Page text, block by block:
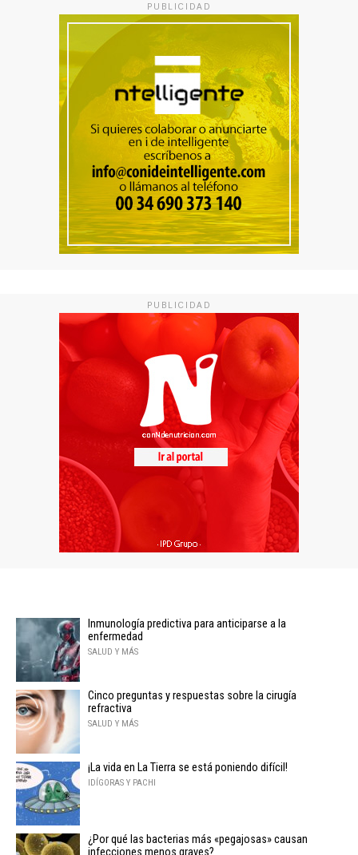
PUBLICIDAD
PUBLICIDAD
Inmunología predictiva para anticiparse a la
enfermedad
SALUD Y MÁS
Cinco preguntas y respuestas sobre la cirugía
refractiva
SALUD Y MÁS
¡La vida en La Tierra se está poniendo difícil!
IDÍGORAS Y PACHI
¿Por qué las bacterias más «pegajosas» causan
infecciones menos graves?